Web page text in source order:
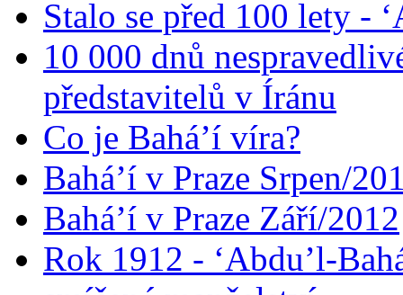
Stalo se před 100 lety -
10 000 dnů
představitelů v Íránu
Co je Bahá’í víra?
Bahá’í v Praze Srpen/
Bahá’í v Praze Září/2012
Rok 1912 - ‘Abdu’l-